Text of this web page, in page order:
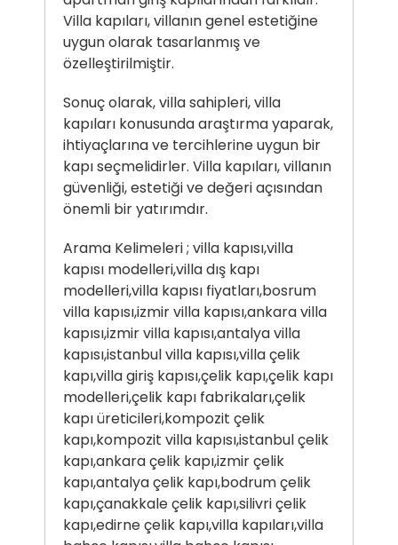
Villa kapıları, villanın genel estetiğine
uygun olarak tasarlanmış ve
özelleştirilmiştir.
Sonuç olarak, villa sahipleri, villa
kapıları konusunda araştırma yaparak,
ihtiyaçlarına ve tercihlerine uygun bir
kapı seçmelidirler. Villa kapıları, villanın
güvenliği, estetiği ve değeri açısından
önemli bir yatırımdır.
Arama Kelimeleri ; villa kapısı,villa
kapısı modelleri,villa dış kapı
modelleri,villa kapısı fiyatları,bosrum
villa kapısı,izmir villa kapısı,ankara villa
kapısı,izmir villa kapısı,antalya villa
kapısı,istanbul villa kapısı,villa çelik
kapı,villa giriş kapısı,çelik kapı,çelik kapı
modelleri,çelik kapı fabrikaları,çelik
kapı üreticileri,kompozit çelik
kapı,kompozit villa kapısı,istanbul çelik
kapı,ankara çelik kapı,izmir çelik
kapı,antalya çelik kapı,bodrum çelik
kapı,çanakkale çelik kapı,silivri çelik
kapı,edirne çelik kapı,villa kapıları,villa